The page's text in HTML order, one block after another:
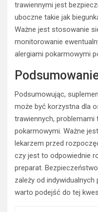
trawiennymi jest
uboczne takie jak
Ważne jest stosowanie
monitorowanie
alergiami pokarmowymi
Podsumowując,
może być korzystna dla
trawiennych, problemami
pokarmowymi. Ważne
lekarzem przed
czy jest to odpowiednie
preparat.
zależy od
warto podejść do tej